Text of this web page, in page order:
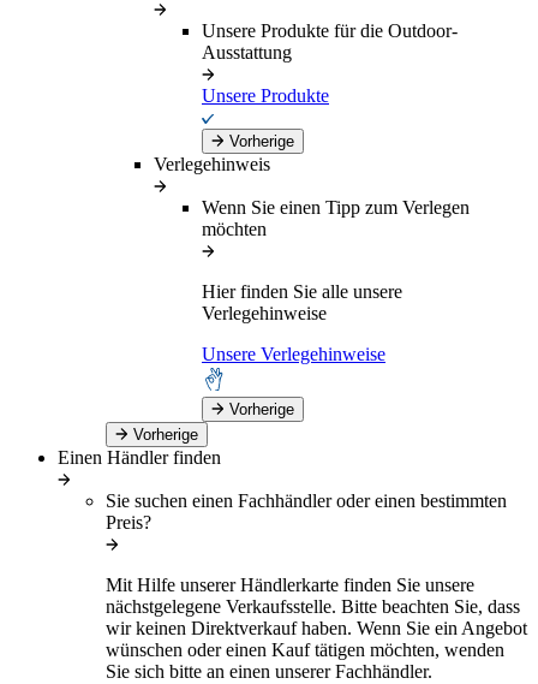
Unsere Produkte für die Outdoor-
Ausstattung
Unsere Produkte
Vorherige
Verlegehinweis
Wenn Sie einen Tipp zum Verlegen
möchten
Hier finden Sie alle unsere
Verlegehinweise
Unsere Verlegehinweise
Vorherige
Vorherige
Einen Händler finden
Sie suchen einen Fachhändler oder einen bestimmten
Preis?
Mit Hilfe unserer Händlerkarte finden Sie unsere
nächstgelegene Verkaufsstelle. Bitte beachten Sie, dass
wir keinen Direktverkauf haben. Wenn Sie ein Angebot
wünschen oder einen Kauf tätigen möchten, wenden
Sie sich bitte an einen unserer Fachhändler.